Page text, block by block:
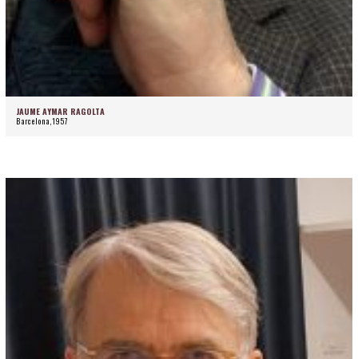
JAUME AYMAR RAGOLTA
Barcelona,1957